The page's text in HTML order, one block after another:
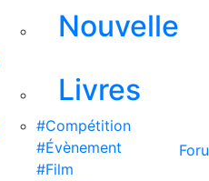
Nouvelle
Livres
#Compétition
#Évènement
#Film